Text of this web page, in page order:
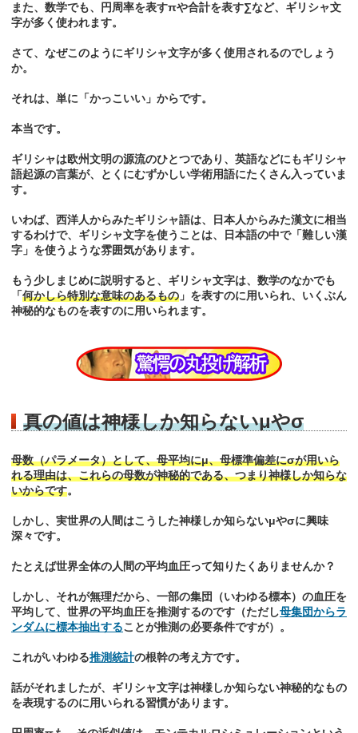
また、数学でも、円周率を表すπや合計を表す∑など、ギリシャ文
字が多く使われます。
さて、なぜこのようにギリシャ文字が多く使用されるのでしょう
か。
それは、単に「かっこいい」からです。
本当です。
ギリシャは欧州文明の源流のひとつであり、英語などにもギリシャ
語起源の言葉が、とくにむずかしい学術用語にたくさん入っていま
す。
いわば、西洋人からみたギリシャ語は、日本人からみた漢文に相当
するわけで、ギリシャ文字を使うことは、日本語の中で「難しい漢
字」を使うような雰囲気があります。
もう少しまじめに説明すると、ギリシャ文字は、数学のなかでも
「何かしら特別な意味のあるもの 」を表すのに用いられ、いくぶん
神秘的なものを表すのに用いられます。
真の値は神様しか知らないμやσ
母数（パラメータ）として、母平均にμ、母標準偏差にσが用いら
れる理由は、これらの母数が神秘的である、つまり神様しか知らな
いからです。
しかし、実世界の人間はこうした神様しか知らないμやσに興味
深々です。
たとえば世界全体の人間の平均血圧って知りたくありませんか？
しかし、それが無理だから、一部の集団（いわゆる標本）の血圧を
平均して、世界の平均血圧を推測するのです（ただし母集団からラ
ンダムに標本抽出することが推測の必要条件ですが）。
これがいわゆる推測統計の根幹の考え方です。
話がそれましたが、ギリシャ文字は神様しか知らない神秘的なもの
を表現するのに用いられる習慣があります。